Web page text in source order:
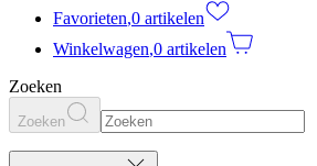
Favorieten,0 artikelen
Winkelwagen,0 artikelen
Zoeken
Zoeken